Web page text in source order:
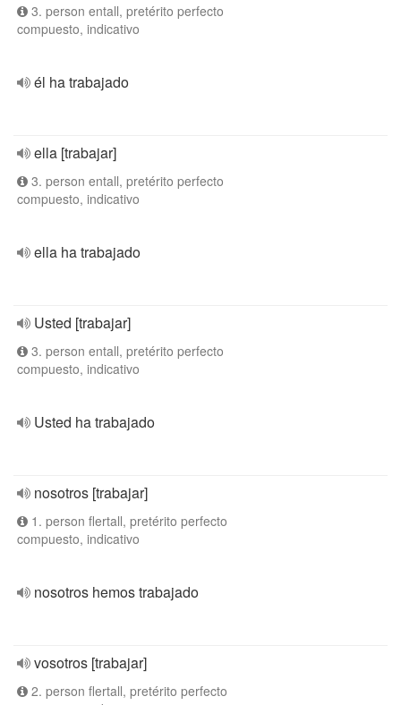
3. person entall, pretérito perfecto
compuesto, indicativo
él ha trabajado
ella [trabajar]
3. person entall, pretérito perfecto
compuesto, indicativo
ella ha trabajado
Usted [trabajar]
3. person entall, pretérito perfecto
compuesto, indicativo
Usted ha trabajado
nosotros [trabajar]
1. person flertall, pretérito perfecto
compuesto, indicativo
nosotros hemos trabajado
vosotros [trabajar]
2. person flertall, pretérito perfecto